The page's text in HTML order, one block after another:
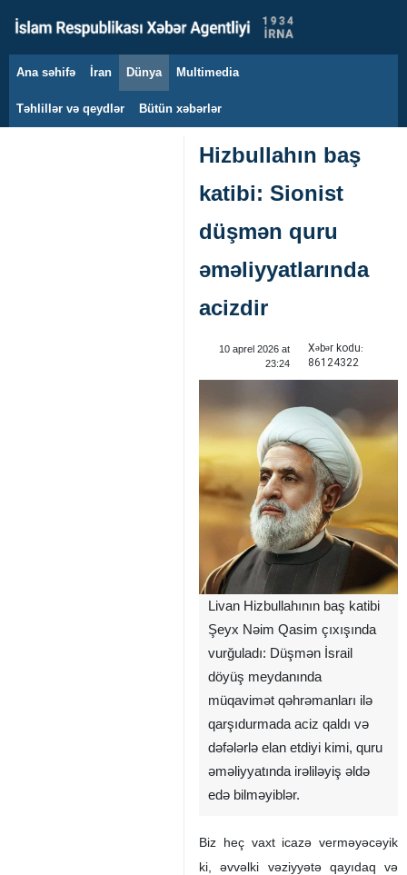
Ana səhifə İran Dünya Multimedia
Təhlillər və qeydlər Bütün xəbərlər
Hizbullahın baş
katibi: Sionist
düşmən quru
əməliyyatlarında
acizdir
10 aprel 2026 at
23:24
Xəbər kodu:
86124322
Livan Hizbullahının baş katibi
Şeyx Nəim Qasim çıxışında
vurğuladı: Düşmən İsrail
döyüş meydanında
müqavimət qəhrəmanları ilə
qarşıdurmada aciz qaldı və
dəfələrlə elan etdiyi kimi, quru
əməliyyatında irəliləyiş əldə
edə bilməyiblər.
Biz heç vaxt icazə verməyəcəyik
ki, əvvəlki vəziyyətə qayıdaq və